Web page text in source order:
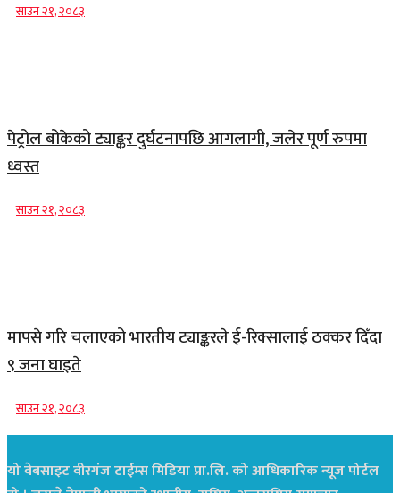
साउन २१, २०८३
पेट्रोल बोकेको ट्याङ्कर दुर्घटनापछि आगलागी, जलेर पूर्ण रुपमा
ध्वस्त
साउन २१, २०८३
मापसे गरि चलाएको भारतीय ट्याङ्करले ई-रिक्सालाई ठक्कर दिँदा
९ जना घाइते
साउन २१, २०८३
यो वेबसाइट वीरगंज टाईम्स मिडिया प्रा.लि. को आधिकारिक न्यूज पोर्टल